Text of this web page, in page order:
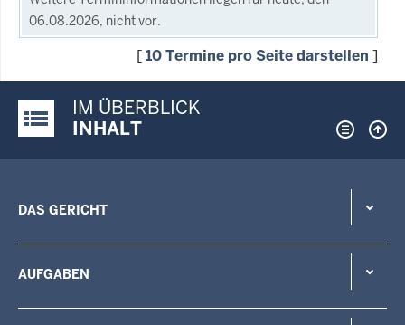
06.08.2026, nicht vor.
[10 Termine pro Seite darstellen ]
Justiz-Portal im Überblick:
IM ÜBERBLICK
INHALT
DAS GERICHT
AUFGABEN